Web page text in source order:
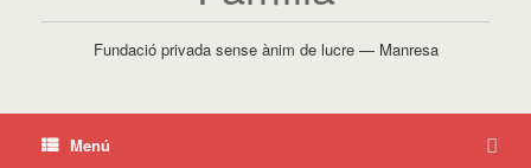
Fundació privada sense ànim de lucre — Manresa
Menú